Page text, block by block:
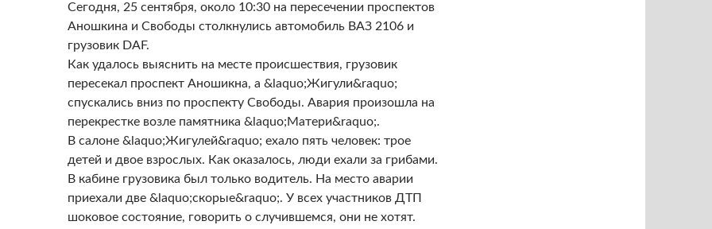
Сегодня, 25 сентября, около 10:30 на пересечении проспектов
Аношкина и Свободы столкнулись автомобиль ВАЗ 2106 и
грузовик DAF.
Как удалось выяснить на месте происшествия, грузовик
пересекал проспект Аношикна, а &laquo;Жигули&raquo;
спускались вниз по проспекту Свободы. Авария произошла на
перекрестке возле памятника &laquo;Матери&raquo;.
В салоне &laquo;Жигулей&raquo; ехало пять человек: трое
детей и двое взрослых. Как оказалось, люди ехали за грибами.
В кабине грузовика был только водитель. На место аварии
приехали две &laquo;скорые&raquo;. У всех участников ДТП
шоковое состояние, говорить о случившемся, они не хотят.